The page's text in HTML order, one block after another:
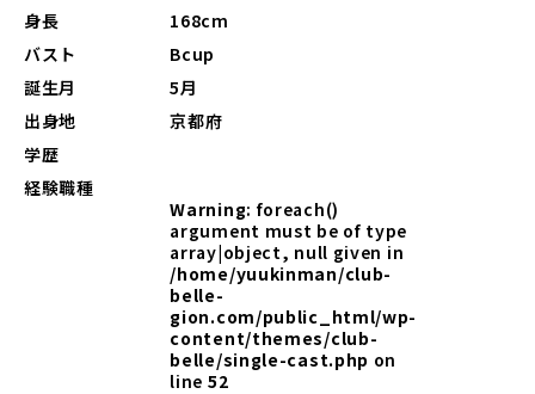
身長
168cm
バスト
Bcup
誕生月
5月
出身地
京都府
学歴
経験職種
Warning: foreach()
argument must be of type
array|object, null given in
/home/yuukinman/club-
belle-
gion.com/public_html/wp-
content/themes/club-
belle/single-cast.php on
line 52